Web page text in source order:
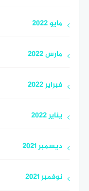
مايو 2022
مارس 2022
فبراير 2022
يناير 2022
ديسمبر 2021
نوفمبر 2021